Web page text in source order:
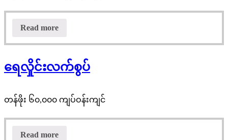
Read more
ရေလှိုင်းလက်စွပ်
တန်ဖိုး ၆၀,၀၀၀ ကျပ်ဝန်းကျင်
Read more